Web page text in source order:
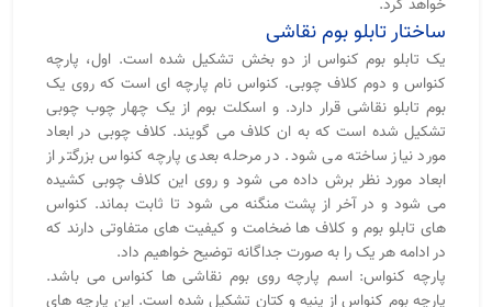
خواهد کرد.
ساختار تابلو بوم نقاشی
یک تابلو بوم کنواس از دو بخش تشکیل شده است. اول، پارچه
کنواس و دوم کلاف چوبی. کنواس نام پارچه ای است که روی یک
بوم تابلو نقاشی قرار دارد. و اسکلت بوم از یک چهار چوب چوبی
تشکیل شده است که به ان کلاف می گویند. کلاف چوبی در ابعاد
مورد نیاز ساخته می شود. در مرحله بعدی پارچه کنواس بزرگتر از
ابعاد مورد نظر برش داده می شود و روی این کلاف چوبی کشیده
می شود و در آخر از پشت منگنه می شود تا ثابت بماند. کنواس
های تابلو بوم و کلاف ها ضخامت و کیفیت های متفاوتی دارند که
در ادامه هر یک را به صورت جداگانه توضیح خواهیم داد.
پارچه کنواس: اسم پارچه روی بوم نقاشی ها کنواس می باشد.
پارچه بوم کنواس از پنیه و کتان تشکیل شده است. این پارچه های